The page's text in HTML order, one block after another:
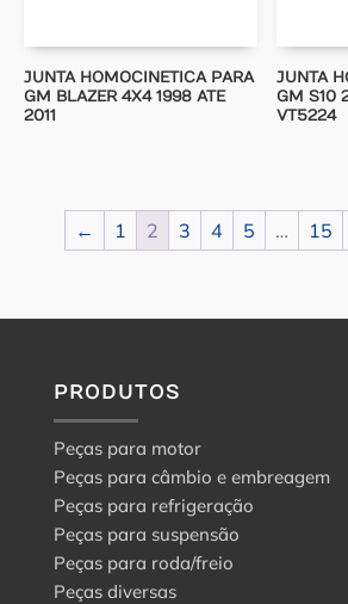
JUNTA HOMOCINETICA PARA
GM BLAZER 4X4 1998 ATE
2011
JUNTA
GM S10
VT5224
← 1 2 3 4 5 … 15
PRODUTOS
Peças para motor
Peças para câmbio e embreagem
Peças para refrigeração
Peças para suspensão
Peças para roda/freio
Peças diversas